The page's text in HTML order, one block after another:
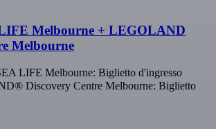
Melbourne + LEGOLAND
Melbourne
LIFE Melbourne: Biglietto d'ingresso
Discovery Centre Melbourne: Biglietto